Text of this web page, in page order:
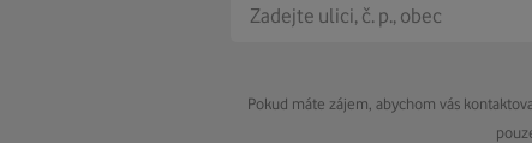
Pokud máte zájem, abychom vás